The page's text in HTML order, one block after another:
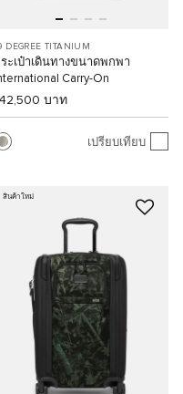
DEGREE TITANIUM
ะเป๋าเดินทางขนาดพกพา
Carry-On
บาท
เปรียบเทียบ
สินค้าใหม่